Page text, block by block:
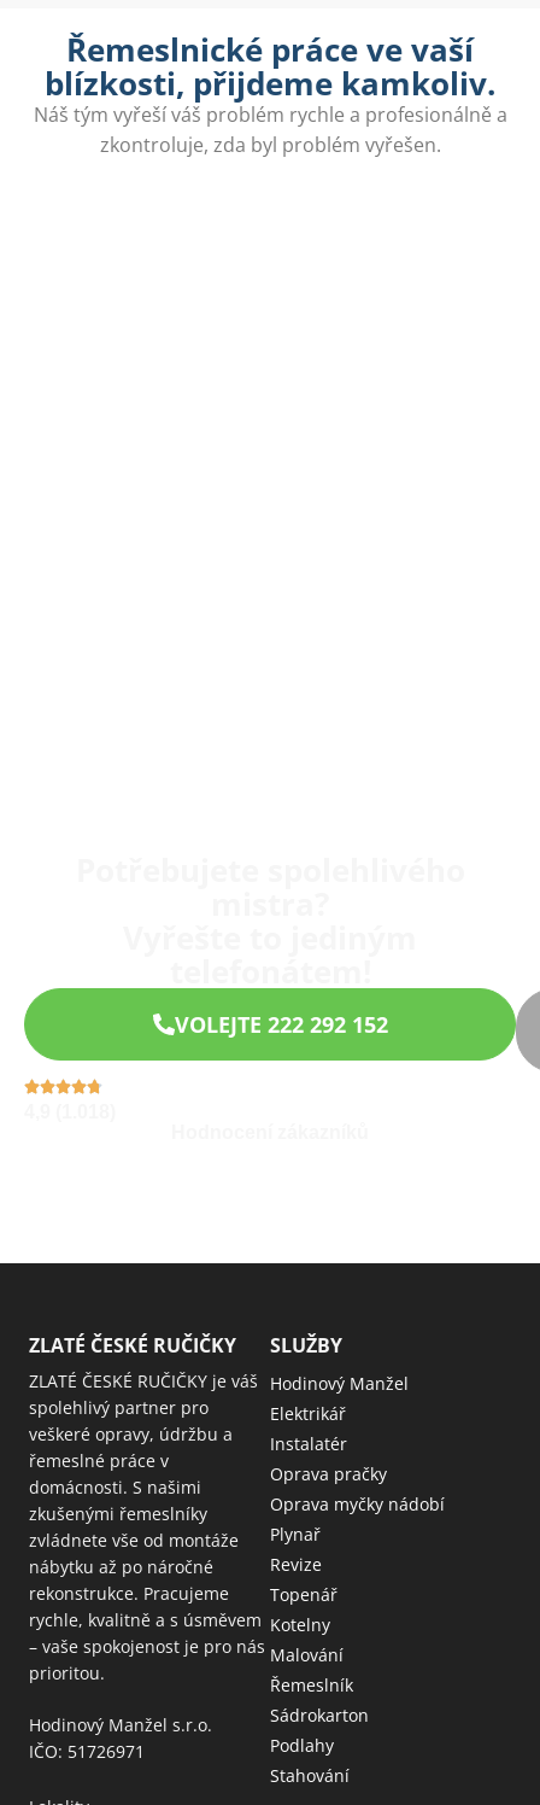
Řemeslnické práce ve vaší
blízkosti, přijdeme kamkoliv.
Náš tým vyřeší váš problém rychle a profesionálně a
zkontroluje, zda byl problém vyřešen.
VOLEJTE 222 292 152
ZLATÉ ČESKÉ RUČIČKY
ZLATÉ ČESKÉ RUČIČKY je váš
spolehlivý partner pro
veškeré opravy, údržbu a
řemeslné práce v
domácnosti. S našimi
zkušenými řemeslníky
zvládnete vše od montáže
nábytku až po náročné
rekonstrukce. Pracujeme
rychle, kvalitně a s úsměvem
– vaše spokojenost je pro nás
prioritou.
Hodinový Manžel s.r.o.
IČO: 51726971
SLUŽBY
Hodinový Manžel
Elektrikář
Instalatér
Oprava pračky
Oprava myčky nádobí
Plynař
Revize
Topenář
Kotelny
Malování
Řemeslník
Sádrokarton
Podlahy
Stahování